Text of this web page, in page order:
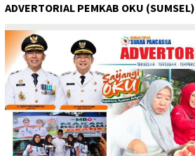
ADVERTORIAL PEMKAB OKU (SUMSEL)